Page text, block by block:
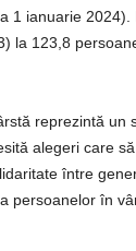
1 ianuarie 2024).
la 123,8
reprezintă un
alegeri care
între
persoanelor în